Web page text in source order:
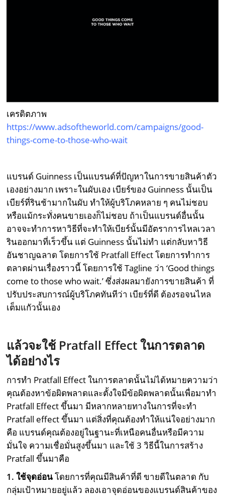
เครดิตภาพ
https://www.adsoftheworld.com/campaigns/good-
things-come-to-those-who-wait
แบรนด์ Guinness เป็นแบรนด์ที่ปัญหาในการขายสินค้าตัว
เองอย่างมาก เพราะในผับเอง เบียร์ของ Guinness นั้นเป็น
เบียร์ที่รินช้ามากในผับ ทำให้ผู้บริโภคหลาย ๆ คนไม่ชอบ
หรือแม้กระทั่งคนขายเองก็ไม่ชอบ ถ้าเป็นแบรนด์อื่นนั้น
อาจจะทำการหาวิธีที่จะทำให้เบียร์นั้นมีอัตราการไหลเวลา
รินออกมาที่เร็วขึ้น แต่ Guinness นั้นไม่ทำ แต่กลับหาวิธี
อันชาญฉลาด โดยการใช้ Pratfall Effect โดยการทำการ
ตลาดผ่านเรื่องราวนี้ โดยการใช้ Tagline ว่า ‘Good things
come to those who wait.’ ซึ่งส่งผลมายังการขายสินค้า ที่
ปรับประสบการณ์ผู้บริโภคทันทีว่า เบียร์ที่ดี ต้องรอจนไหล
เต็มแกัวนั้นเอง
แล้วจะใช้ Pratfall Effect ในการตลาด
ได้อย่างไร
การทำ Pratfall Effect ในการตลาดนั้นไม่ได้หมายความว่า
คุณต้องหาข้อผิดพลาดและตั้งใจมีข้อผิดพลาดนั้นเพื่อมาทำ
Pratfall Effect ขึ้นมา มีหลากหลายทางในการที่จะทำ
Pratfall effect ขึ้นมา แต่สิ่งที่คุณต้องทำให้แน่ใจอย่างมาก
คือ แบรนด์คุณต้องอยู่ในฐานะที่เหนือคนอื่นหรือมีความ
มั่นใจ ความเชื่อมั่นสูงขึ้นมา และใช้ 3 วิธีนี้ในการสร้าง
Pratfall ขึ้นมาคือ
1. ใช้จุดอ่อนโดยการที่คุณมีสินค้าที่ดี ขายดีในตลาด กับ
กลุ่มเป้าหมายอยู่แล้ว ลองเอาจุดอ่อนของแบรนด์สินค้าของ